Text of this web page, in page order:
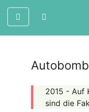
2015 - Auf
sind die